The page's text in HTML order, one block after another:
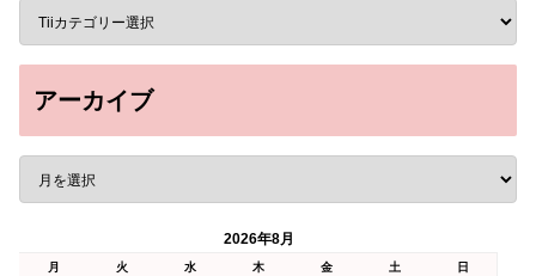
アーカイブ
2026年8月
月 火 水 木 金 土
日